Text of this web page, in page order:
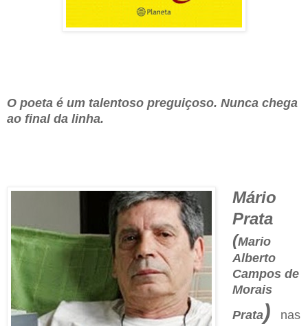
O poeta é um talentoso preguiçoso. Nunca chega
ao final da linha.
Mário
Prata
(Mario
Alberto
Campos de
Morais
Prata)
nas